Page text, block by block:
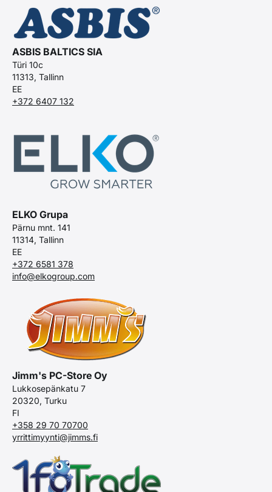
ASBIS BALTICS SIA
Türi 10c
11313, Tallinn
EE
+372 6407 132
ELKO Grupa
Pärnu mnt. 141
11314, Tallinn
EE
+372 6581 378
info@elkogroup.com
Jimm's PC-Store Oy
Lukkosepänkatu 7
20320, Turku
FI
+358 29 70 70700
yrrittimyynti@jimms.fi